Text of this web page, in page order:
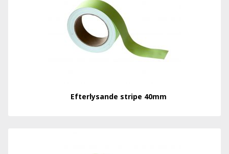
Efterlysande stripe 40mm